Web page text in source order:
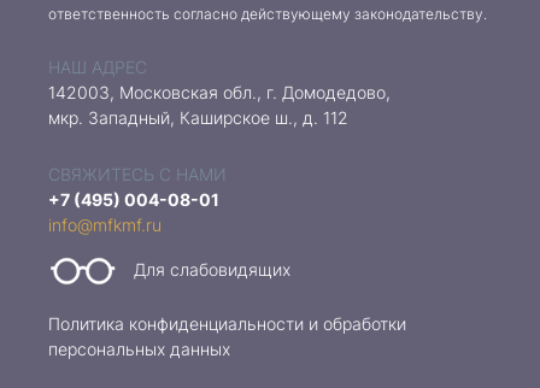
ответственность согласно действующему законодательству.
НАШ АДРЕС
142003, Московская обл., г. Домодедово,
мкр. Западный, Каширское ш., д. 112
СВЯЖИТЕСЬ С НАМИ
+7 (495) 004-08-01
info@mfkmf.ru
Для слабовидящих
Политика конфиденциальности и обработки
персональных данных